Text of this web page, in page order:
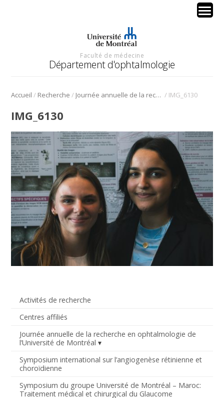
Faculté de médecine
Département d'ophtalmologie
Accueil / Recherche / Journée annuelle de la recherche en ophtalmologie de l’Université de Montréal / IMG_6130
Activités de recherche
Centres affiliés
Journée annuelle de la recherche en ophtalmologie de
l’Université de Montréal
Symposium international sur l’angiogenèse rétinienne et
choroïdienne
Symposium du groupe Université de Montréal – Maroc:
Traitement médical et chirurgical du Glaucome
IMG_6130